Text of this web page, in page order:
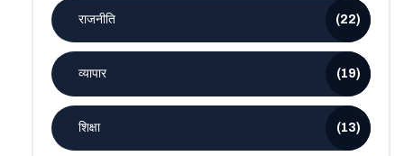
राजनीति (22)
व्यापार (19)
शिक्षा (13)